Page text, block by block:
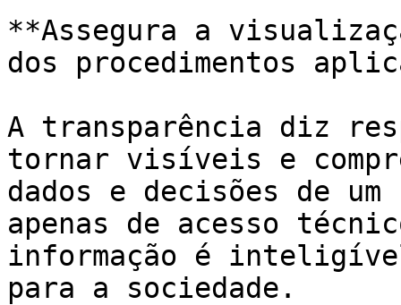
**Assegura a
dos procedimentos
A transparência diz
tornar visíveis e
dados e decisões de
apenas de acesso
informação é
para a sociedade.